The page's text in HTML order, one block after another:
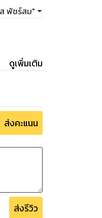
พัชร์สม"
ดูเพิ่มเติม
ส่งคะแนน
ส่งรีวิว